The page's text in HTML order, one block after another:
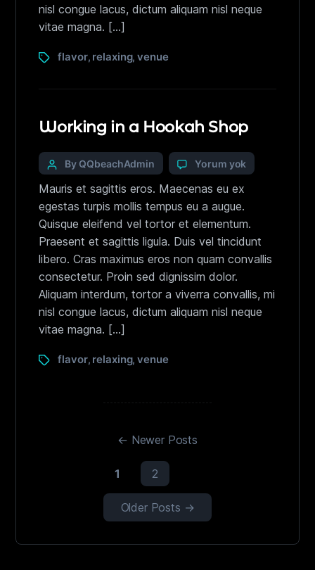
nisl congue lacus, dictum aliquam nisl neque
vitae magna. […]
flavor, relaxing,venue
Working in a Hookah Shop
By QQbeachAdmin Yorum yok
Mauris et sagittis eros. Maecenas eu ex
egestas turpis mollis tempus eu a augue.
Quisque eleifend vel tortor et elementum.
Praesent et sagittis ligula. Duis vel tincidunt
libero. Cras maximus eros non quam convallis
consectetur. Proin sed dignissim dolor.
Aliquam interdum, tortor a viverra convallis, mi
nisl congue lacus, dictum aliquam nisl neque
vitae magna. […]
flavor, relaxing,venue
← Newer Posts
1 2
Older Posts →